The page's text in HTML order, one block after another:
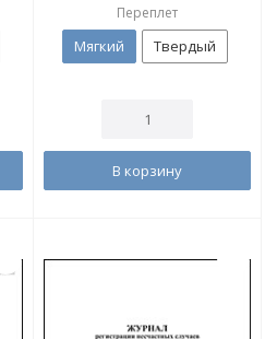
Переплет
Мягкий Твердый
В корзину